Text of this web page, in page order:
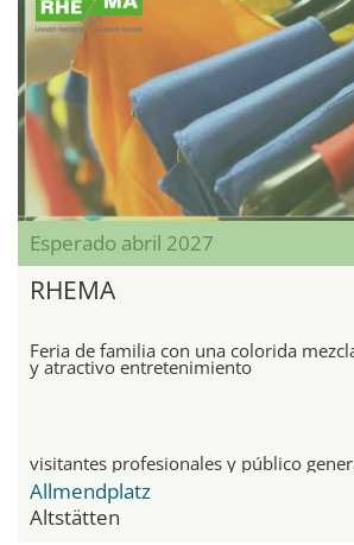
Esperado abril 2027
RHEMA
Feria de familia con una colorida
y atractivo entretenimiento
visitantes profesionales y público
Allmendplatz
Altstätten